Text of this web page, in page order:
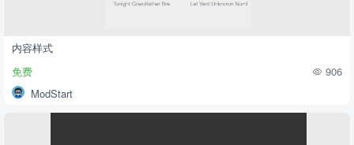
内容样式
906
免费
ModStart